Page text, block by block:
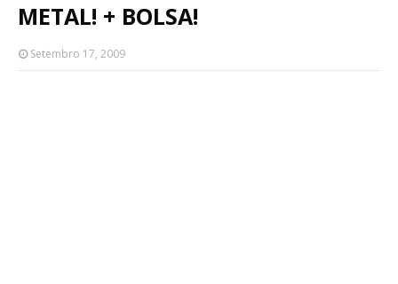
METAL! + BOLSA!
Setembro 17, 2009